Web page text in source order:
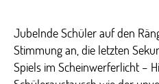
Jubelnde Schüler auf den
Stimmung an, die letzten
Spiels im Scheinwerferlicht –